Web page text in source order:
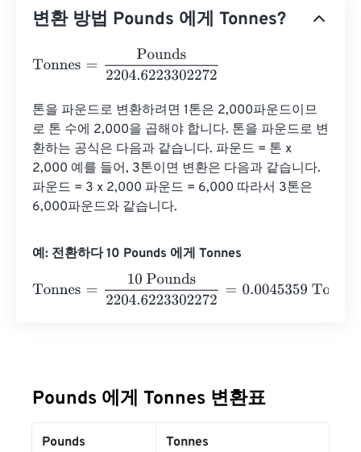
변환 방법 Pounds 에게 Tonnes?
Tonnes 2204.6223302272
톤을 파운드로 변환하려면 1톤은 2,000파운드이므
로 톤 수에 2,000을 곱해야 합니다. 톤을 파운드로 변
환하는 공식은 다음과 같습니다. 파운드 = 톤 x
2,000 예를 들어, 3톤이면 변환은 다음과 같습니다.
파운드 = 3 x 2,000 파운드 = 6,000 따라서 3톤은
6,000파운드와 같습니다.
예: 전환하다 10 Pounds 에게 Tonnes
Tonnes
10 Pounds 2204.6223302272=0.0045359
Pounds 에게 Tonnes 변환표
Pounds Tonnes